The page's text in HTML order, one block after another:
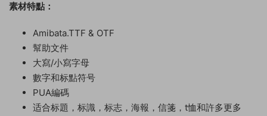
素材特點：
Amibata.TTF & OTF
幫助文件
大寫/小寫字母
數字和标點符号
PUA編碼
适合标題，标識，标志，海報，信箋，t恤和許多更多